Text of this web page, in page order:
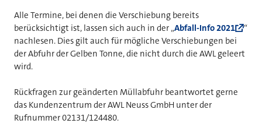
Alle Termine, bei denen die Verschiebung bereits
berücksichtigt ist, lassen sich auch in der „Abfall-Info 2021
“
nachlesen. Dies gilt auch für mögliche Verschiebungen bei
der Abfuhr der Gelben Tonne, die nicht durch die AWL geleert
wird.
Rückfragen zur geänderten Müllabfuhr beantwortet gerne
das Kundenzentrum der AWL Neuss GmbH unter der
Rufnummer 02131/124480.